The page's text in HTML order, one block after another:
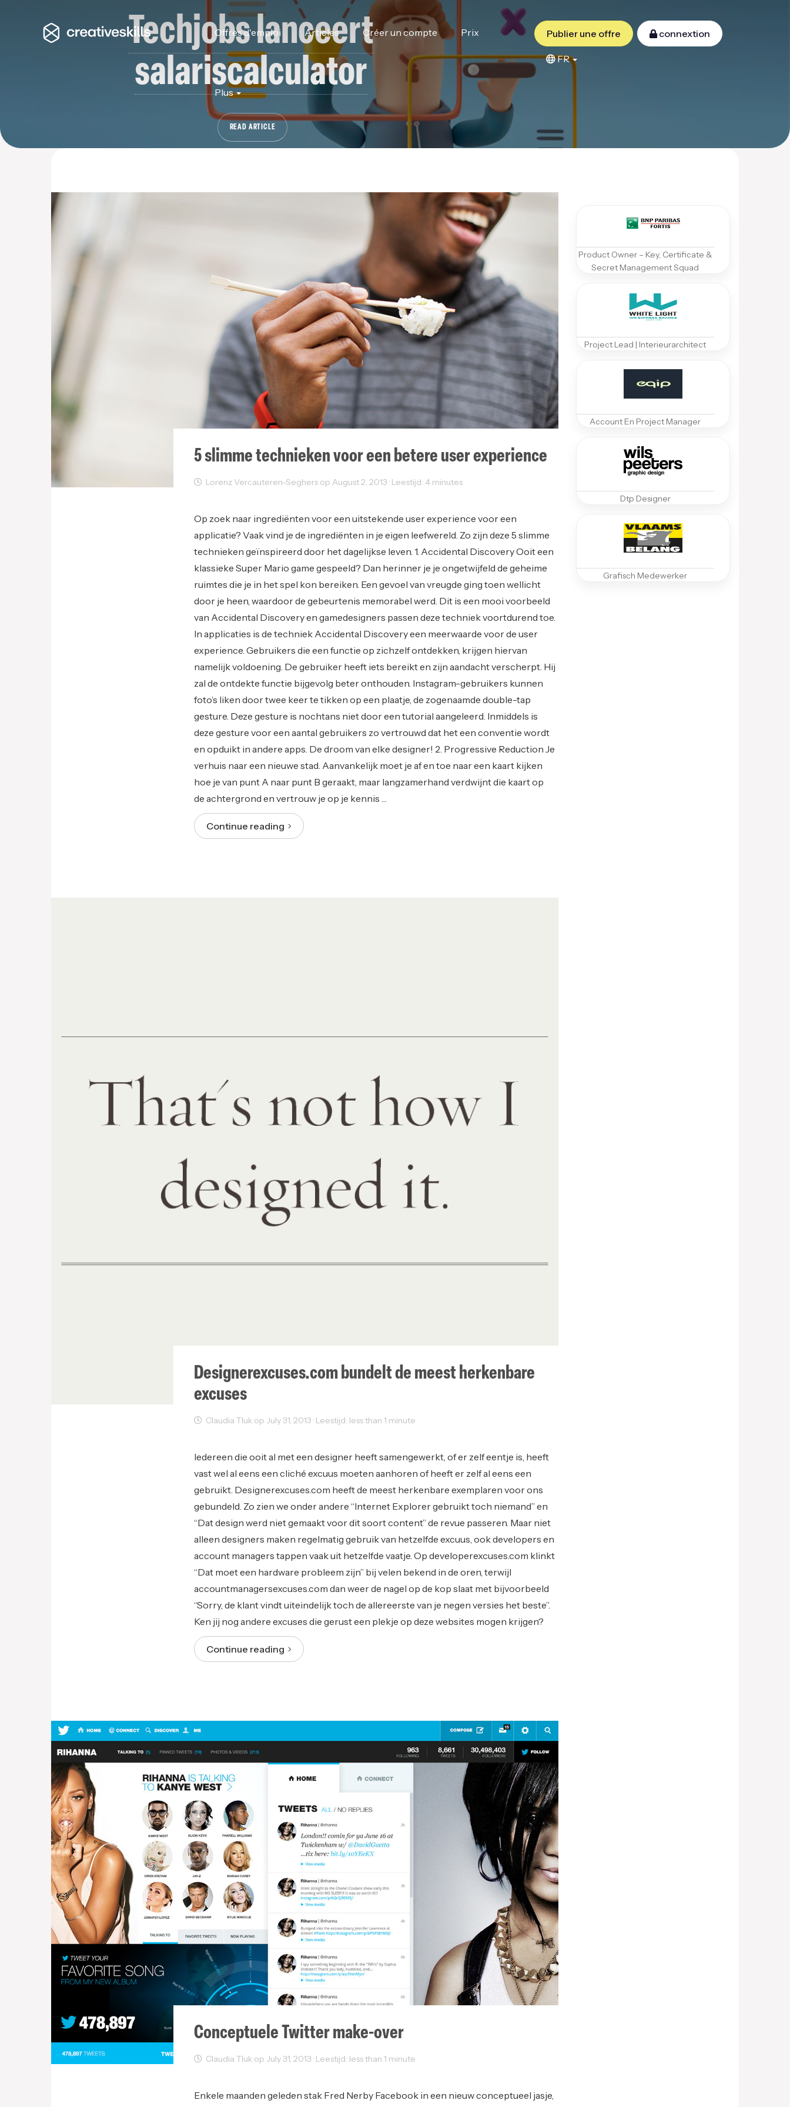
Offres d'emploi Articles Créer un compte Prix
Plus
Publier une offre connextion
FR
Techjobs lanceert
salariscalculator
READ ARTICLE
5 slimme technieken voor een betere user experience
Lorenz Vercauteren-Seghers op August 2, 2013 · Leestijd: 4 minutes
Op zoek naar ingrediënten voor een uitstekende user experience voor een
applicatie? Vaak vind je de ingrediënten in je eigen leefwereld. Zo zijn deze 5 slimme
technieken geïnspireerd door het dagelijkse leven. 1. Accidental Discovery Ooit een
klassieke Super Mario game gespeeld? Dan herinner je je ongetwijfeld de geheime
ruimtes die je in het spel kon bereiken. Een gevoel van vreugde ging toen wellicht
door je heen, waardoor de gebeurtenis memorabel werd. Dit is een mooi voorbeeld
van Accidental Discovery en gamedesigners passen deze techniek voortdurend toe.
In applicaties is de techniek Accidental Discovery een meerwaarde voor de user
experience. Gebruikers die een functie op zichzelf ontdekken, krijgen hiervan
namelijk voldoening. De gebruiker heeft iets bereikt en zijn aandacht verscherpt. Hij
zal de ontdekte functie bijgevolg beter onthouden. Instagram-gebruikers kunnen
foto’s liken door twee keer te tikken op een plaatje, de zogenaamde double-tap
gesture. Deze gesture is nochtans niet door een tutorial aangeleerd. Inmiddels is
deze gesture voor een aantal gebruikers zo vertrouwd dat het een conventie wordt
en opduikt in andere apps. De droom van elke designer! 2. Progressive Reduction Je
verhuis naar een nieuwe stad. Aanvankelijk moet je af en toe naar een kaart kijken
hoe je van punt A naar punt B geraakt, maar langzamerhand verdwijnt die kaart op
de achtergrond en vertrouw je op je kennis …
Continue reading
Designerexcuses.com bundelt de meest herkenbare
excuses
Claudia Tluk op July 31, 2013 · Leestijd: less than 1 minute
Iedereen die ooit al met een designer heeft samengewerkt, of er zelf eentje is, heeft
vast wel al eens een cliché excuus moeten aanhoren of heeft er zelf al eens een
gebruikt. Designerexcuses.com heeft de meest herkenbare exemplaren voor ons
gebundeld. Zo zien we onder andere “Internet Explorer gebruikt toch niemand” en
“Dat design werd niet gemaakt voor dit soort content” de revue passeren. Maar niet
alleen designers maken regelmatig gebruik van hetzelfde excuus, ook developers en
account managers tappen vaak uit hetzelfde vaatje. Op developerexcuses.com klinkt
“Dat moet een hardware probleem zijn” bij velen bekend in de oren, terwijl
accountmanagersexcuses.com dan weer de nagel op de kop slaat met bijvoorbeeld
“Sorry, de klant vindt uiteindelijk toch de allereerste van je negen versies het beste”.
Ken jij nog andere excuses die gerust een plekje op deze websites mogen krijgen?
Continue reading
Conceptuele Twitter make-over
Claudia Tluk op July 31, 2013 · Leestijd: less than 1 minute
Enkele maanden geleden stak Fred Nerby Facebook in een nieuw conceptueel jasje,
Product Owner – Key, Certificate &
Secret Management Squad
Project Lead | Interieurarchitect
Account En Project Manager
Dtp Designer
Grafisch Medewerker